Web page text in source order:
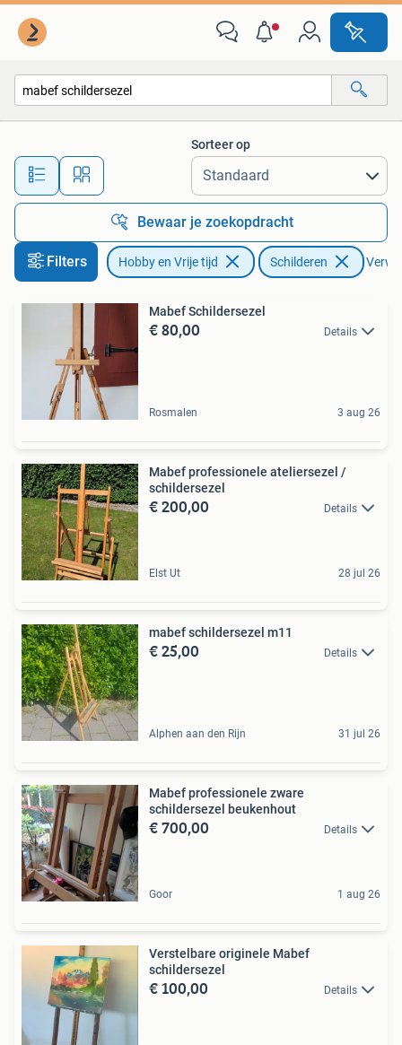
Alle afstanden…
Sorteer op
Bewaar je zoekopdracht
Filters Hobby en Vrije tijd Schilderen
Mabef Schildersezel
€ 80,00 Details
Rosmalen 3 aug 26
Mabef professionele ateliersezel /
schildersezel
€ 200,00 Details
Elst Ut 28 jul 26
mabef schildersezel m11
€ 25,00 Details
Alphen aan den Rijn 31 jul 26
Mabef professionele zware
schildersezel beukenhout
€ 700,00 Details
Goor 1 aug 26
Verstelbare originele Mabef
schildersezel
€ 100,00 Details